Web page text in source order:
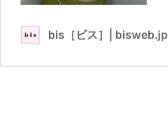
bis［ビス］| bisweb.jp